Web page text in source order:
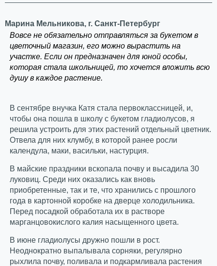
Марина Мельникова, г. Санкт-Петербург
Вовсе не обязательно отправляться за букетом в
цветочный магазин, его можно вырастить на
участке. Если он предназначен для юной особы,
которая стала школьницей, то хочется вложить всю
душу в каждое растение.
В сентябре внучка Катя стала первоклассницей, и,
чтобы она пошла в школу с букетом гладиолусов, я
решила устроить для этих растений отдельный цветник.
Отвела для них клумбу, в которой ранее росли
календула, маки, васильки, настурция.
В майские праздники вскопала почву и высадила 30
луковиц. Среди них оказались как вновь
приобретенные, так и те, что хранились с прошлого
года в картонной коробке на дверце холодильника.
Перед посадкой обработала их в растворе
марганцовокислого калия насыщенного цвета.
В июне гладиолусы дружно пошли в рост.
Неоднократно выпалывала сорняки, регулярно
рыхлила почву, поливала и подкармливала растения